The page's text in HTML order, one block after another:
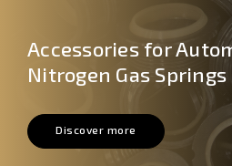
Accessories for
Nitrogen Gas Springs
Discover more